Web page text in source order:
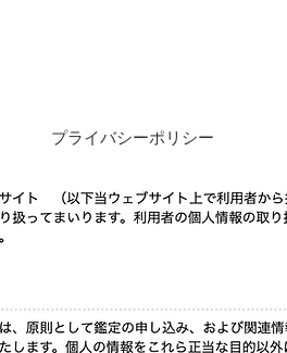
プライバシーポリシー